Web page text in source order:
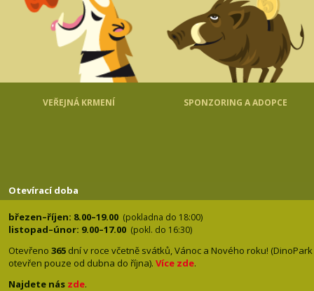
VEŘEJNÁ KRMENÍ SPONZORING A ADOPCE
Otevírací doba
březen–říjen: 8.00–19.00 (pokladna do 18:00)
listopad–únor: 9.00–17.00 (pokl. do 16:30)
Otevřeno 365 dní v roce včetně svátků, Vánoc a Nového roku! (DinoPark
otevřen pouze od dubna do října). Více zde.
Najdete nás zde.